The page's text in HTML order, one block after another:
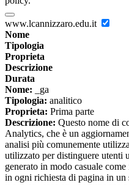
www.lcannizzaro.edu.it
Nome
Tipologia
Proprieta
Descrizione
Durata
Nome: _ga
Tipologia: analitico
Proprieta: Prima parte
Descrizione: Questo nome di
Analytics, che è un
analisi più comunemente
utilizzato per distinguere utenti
generato in modo casuale
in ogni richiesta di pagina in